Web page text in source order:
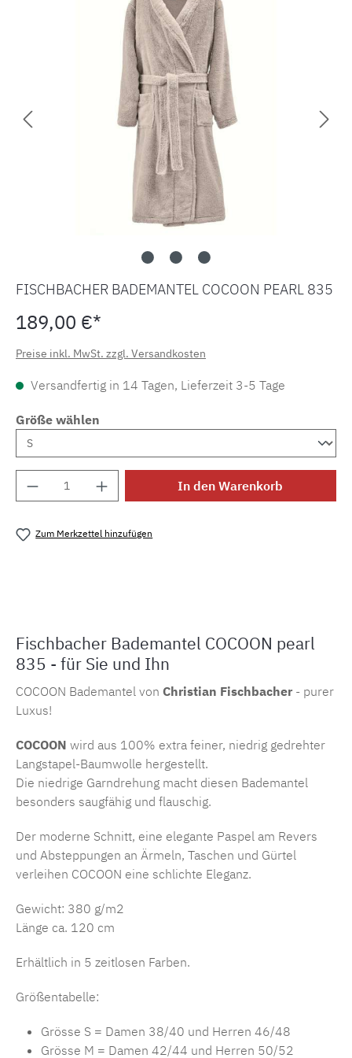
FISCHBACHER BADEMANTEL COCOON PEARL 835
189,00 €*
Preise inkl. MwSt. zzgl. Versandkosten
Versandfertig in 14 Tagen, Lieferzeit 3-5 Tage
Größe wählen
Produkt Anzahl: Gib den gewünschten
In den Warenkorb
Zum Merkzettel hinzufügen
Fischbacher Bademantel COCOON pearl
835 - für Sie und Ihn
COCOON Bademantel von Christian Fischbacher - purer
Luxus!
COCOON wird aus 100% extra feiner, niedrig gedrehter
Langstapel-Baumwolle hergestellt.
Die niedrige Garndrehung macht diesen Bademantel
besonders saugfähig und flauschig.
Der moderne Schnitt, eine elegante Paspel am Revers
und Absteppungen an Ärmeln, Taschen und Gürtel
verleihen COCOON eine schlichte Eleganz.
Gewicht: 380 g/m2
Länge ca. 120 cm
Erhältlich in 5 zeitlosen Farben.
Größentabelle:
Grösse S = Damen 38/40 und Herren 46/48
Grösse M = Damen 42/44 und Herren 50/52